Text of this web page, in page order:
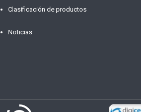
Clasificación de productos
Noticias